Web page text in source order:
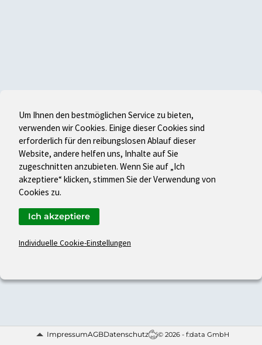
ImpressumAGBDatenschutz © 2026 - f:data GmbH
Um Ihnen den bestmöglichen Service zu bieten,
verwenden wir Cookies. Einige dieser Cookies sind
erforderlich für den reibungslosen Ablauf dieser
Website, andere helfen uns, Inhalte auf Sie
zugeschnitten anzubieten. Wenn Sie auf „Ich
akzeptiere“ klicken, stimmen Sie der Verwendung von
Cookies zu.
Individuelle Cookie-Einstellungen
Ich akzeptiere